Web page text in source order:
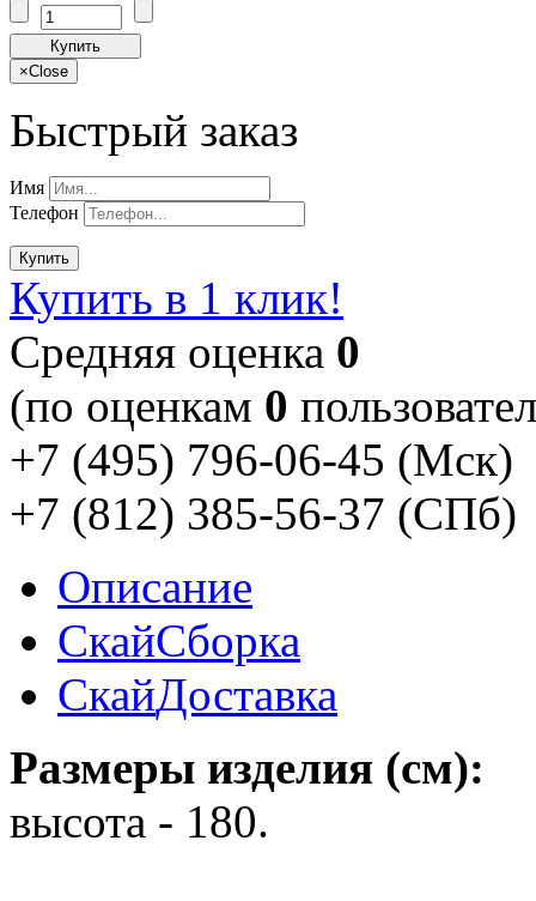
Купить
×Close
Быстрый заказ
Имя
Телефон
Купить
Купить в 1 клик!
Cредняя оценка 0
(по оценкам 0
+7 (495) 796-06-45 (Мск)
+7 (812) 385-56-37 (СПб)
Описание
СкайСборка
СкайДоставка
Размеры изделия (см):
высота - 180.